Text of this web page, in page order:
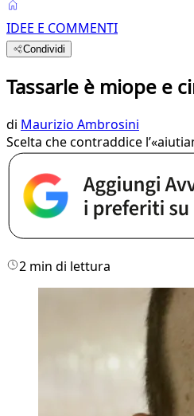
IDEE E COMMENTI
Condividi
Tassarle è miope e
di Maurizio Ambrosini
Scelta che contraddice
2 min di lettura